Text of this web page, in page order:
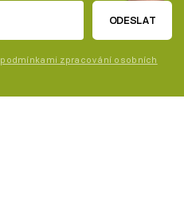
ODESLAT
podmínkami zpracování osobních